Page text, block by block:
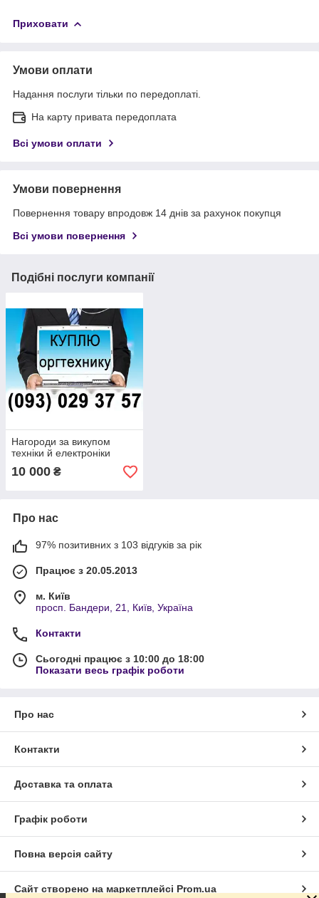
Приховати
Умови оплати
Надання послуги тільки по передоплаті.
На карту привата передоплата
Всі умови оплати
Умови повернення
Повернення товару впродовж 14 днів за рахунок покупця
Всі умови повернення
Подібні послуги компанії
Нагороди за викупом
техніки й електроніки
10 000 ₴
Про нас
97% позитивних з 103 відгуків за рік
Працює з 20.05.2013
м. Київ
просп. Бандери, 21, Київ, Україна
Контакти
Сьогодні працює з 10:00 до 18:00
Показати весь графік роботи
Про нас
Контакти
Доставка та оплата
Графік роботи
Повна версія сайту
Сайт створено на маркетплейсі Prom.ua